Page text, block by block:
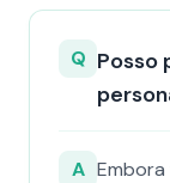
Q Posso
A